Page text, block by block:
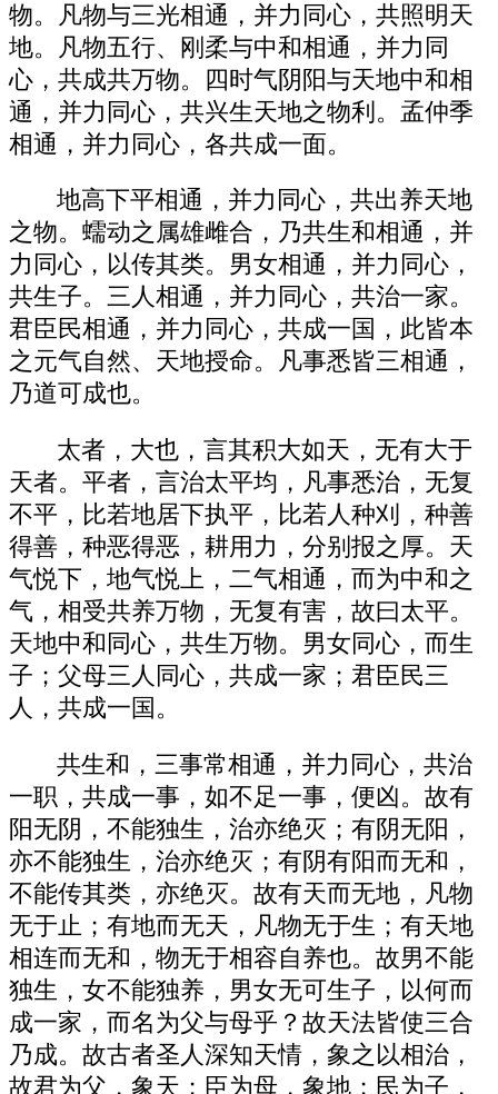
物。凡物与三光相通，并力同心，共照明天
地。凡物五行、刚柔与中和相通，并力同
心，共成共万物。四时气阴阳与天地中和相
通，并力同心，共兴生天地之物利。孟仲季
相通，并力同心，各共成一面。
地高下平相通，并力同心，共出养天地
之物。蠕动之属雄雌合，乃共生和相通，并
力同心，以传其类。男女相通，并力同心，
共生子。三人相通，并力同心，共治一家。
君臣民相通，并力同心，共成一国，此皆本
之元气自然、天地授命。凡事悉皆三相通，
乃道可成也。
太者，大也，言其积大如天，无有大于
天者。平者，言治太平均，凡事悉治，无复
不平，比若地居下执平，比若人种刈，种善
得善，种恶得恶，耕用力，分别报之厚。天
气悦下，地气悦上，二气相通，而为中和之
气，相受共养万物，无复有害，故曰太平。
天地中和同心，共生万物。男女同心，而生
子；父母三人同心，共成一家；君臣民三
人，共成一国。
共生和，三事常相通，并力同心，共治
一职，共成一事，如不足一事，便凶。故有
阳无阴，不能独生，治亦绝灭；有阴无阳，
亦不能独生，治亦绝灭；有阴有阳而无和，
不能传其类，亦绝灭。故有天而无地，凡物
无于止；有地而无天，凡物无于生；有天地
相连而无和，物无于相容自养也。故男不能
独生，女不能独养，男女无可生子，以何而
成一家，而名为父与母乎？故天法皆使三合
乃成。故古者圣人深知天情，象之以相治，
故君为父，象天；臣为母，象地；民为子，